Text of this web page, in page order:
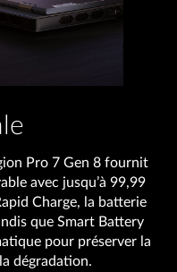
Pro 7 Gen 8 fournit
avec jusqu’à 99,99
Charge, la batterie
que Smart Battery
pour préserver la
dégradation.